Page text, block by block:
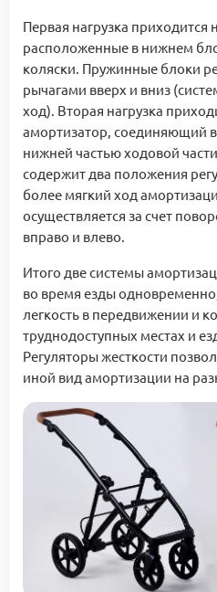
Первая нагрузка приходится
расположенные в нижнем
коляски. Пружинные блоки
рычагами вверх и вниз
ход). Вторая нагрузка
амортизатор, соединяющий
нижней частью ходовой
содержит два положения
более мягкий ход
осуществляется за счет
вправо и влево.
Итого две системы
во время езды
легкость в передвижении и
труднодоступных местах и
Регуляторы жесткости
иной вид амортизации на